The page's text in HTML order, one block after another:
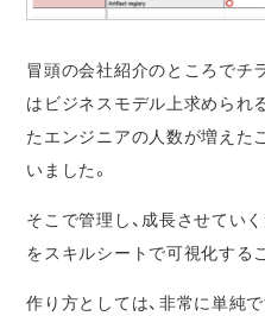
冒頭の会社紹介のところでチ
はビジネスモデル上求められ
たエンジニアの人数が増えた
いました。
そこで管理し、成長させてい
をスキルシートで可視化する
作り方としては、非常に単純